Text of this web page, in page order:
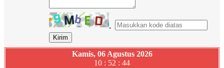
Kamis, 06 Agustus 2026
10 : 52 : 45